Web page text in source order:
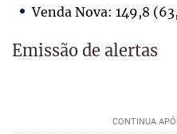
Venda Nova: 149,8
Emissão de alertas